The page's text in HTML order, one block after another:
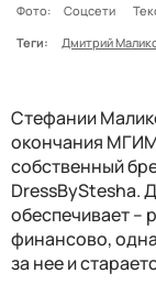
Фото: Соцсети
Теги:
Дмитрий
Стефании
окончания
собственный
DressByStesha.
обеспечивает –
финансово,
за нее и